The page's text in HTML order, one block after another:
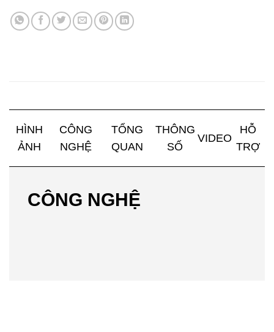
HÌNH
ẢNH
CÔNG
NGHỆ
TỔNG
QUAN
THÔNG
SỐ
VIDEO
HỖ
TRỢ
CÔNG NGHỆ